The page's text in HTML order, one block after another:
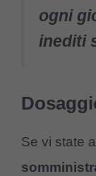
ogni
inediti
Se vi state